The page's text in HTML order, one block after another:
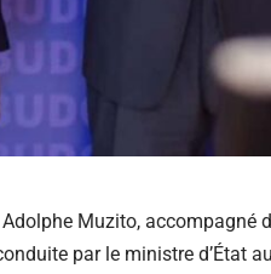
Muzito, accompagné
par le ministre d’État